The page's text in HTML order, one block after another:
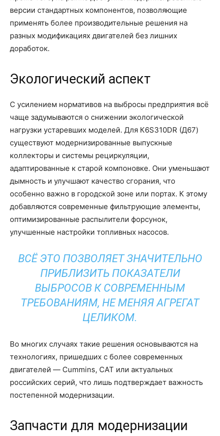
версии стандартных компонентов, позволяющие
применять более производительные решения на
разных модификациях двигателей без лишних
доработок.
Экологический аспект
С усилением нормативов на выбросы предприятия всё
чаще задумываются о снижении экологической
нагрузки устаревших моделей. Для К6S310DR (Д67)
существуют модернизированные выпускные
коллекторы и системы рециркуляции,
адаптированные к старой компоновке. Они уменьшают
дымность и улучшают качество сгорания, что
особенно важно в городской зоне или портах. К этому
добавляются современные фильтрующие элементы,
оптимизированные распылители форсунок,
улучшенные настройки топливных насосов.
ВСЁ ЭТО ПОЗВОЛЯЕТ ЗНАЧИТЕЛЬНО
ПРИБЛИЗИТЬ ПОКАЗАТЕЛИ
ВЫБРОСОВ К СОВРЕМЕННЫМ
ТРЕБОВАНИЯМ, НЕ МЕНЯЯ АГРЕГАТ
ЦЕЛИКОМ.
Во многих случаях такие решения основываются на
технологиях, пришедших с более современных
двигателей — Cummins, CAT или актуальных
российских серий, что лишь подтверждает важность
постепенной модернизации.
Запчасти для модернизации